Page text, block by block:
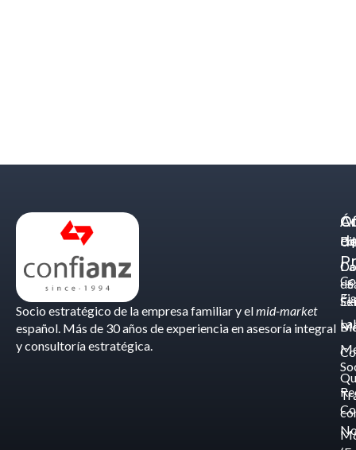
Socio estratégico de la empresa familiar y elmid-market
español. Más de 30 años de experiencia en asesoría integral
y consultoría estratégica.
de
-